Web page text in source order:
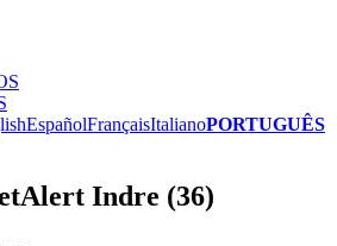
EspañolFrançaisItalianoPORTUGUÊS
Indre (36)